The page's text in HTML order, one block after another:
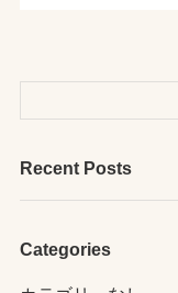
Recent Posts
Categories